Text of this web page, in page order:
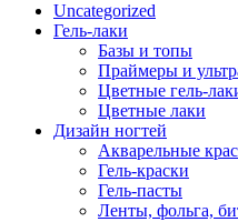
Uncategorized
Гель-лаки
Базы и топы
Праймеры и
Цветные гель-
Цветные лаки
Дизайн ногтей
Акварельные
Гель-краски
Гель-пасты
Ленты, фольга,